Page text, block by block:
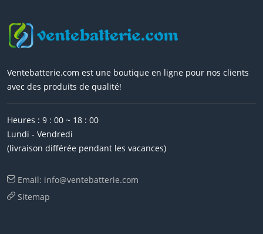
Ventebatterie.com est une boutique en ligne pour nos clients
avec des produits de qualité!
Heures : 9 : 00 ~ 18 : 00
Lundi - Vendredi
(livraison différée pendant les vacances)
Email: info@ventebatterie.com
Sitemap